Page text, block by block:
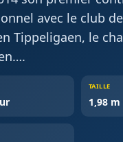
avec le club
Tippeligaen, le
TAILLE
1,98 m